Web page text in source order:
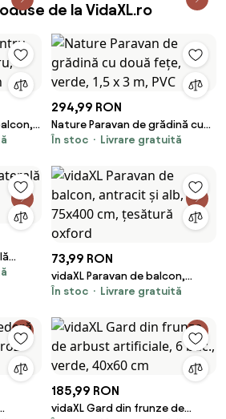
de la VidaXL.ro
294,99 RON
Nature Paravan de grădină cu
două fețe, verde, 1,5 x 3 m, PVC
În stoc Livrare gratuită
73,99 RON
vidaXL Paravan de balcon,
antracit și alb, 75x400 cm,
În stoc Livrare gratuită
185,99 RON
vidaXL Gard din frunze de